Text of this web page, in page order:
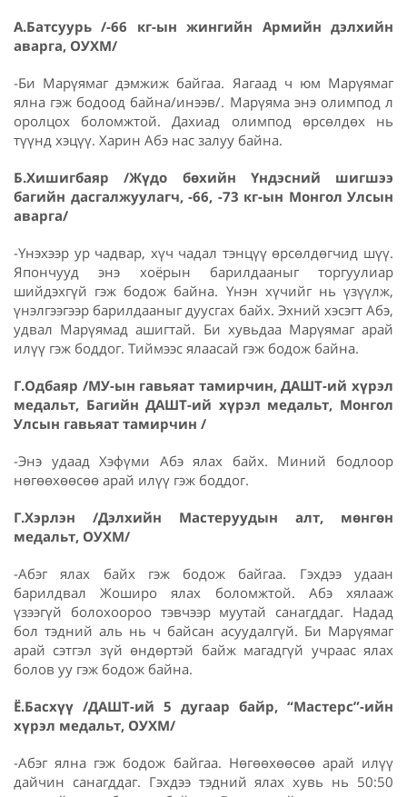
А.Батсуурь /-66 кг-ын жингийн Армийн дэлхийн
аварга, ОУХМ/
-Би Марүямаг дэмжиж байгаа. Яагаад ч юм Марүямаг
ялна гэж бодоод байна/инээв/. Марүяма энэ олимпод л
оролцох боломжтой. Дахиад олимпод өрсөлдөх нь
түүнд хэцүү. Харин Абэ нас залуу байна.
Б.Хишигбаяр /Жүдо бөхийн Үндэсний шигшээ
багийн дасгалжуулагч, -66, -73 кг-ын Монгол Улсын
аварга/
-Үнэхээр ур чадвар, хүч чадал тэнцүү өрсөлдөгчид шүү.
Япончууд энэ хоёрын барилдааныг торгуулиар
шийдэхгүй гэж бодож байна. Үнэн хүчийг нь үзүүлж,
үнэлгээгээр барилдааныг дуусгах байх. Эхний хэсэгт Абэ,
удвал Марүямад ашигтай. Би хувьдаа Марүямаг арай
илүү гэж боддог. Тиймээс ялаасай гэж бодож байна.
Г.Одбаяр /МУ-ын гавьяат тамирчин, ДАШТ-ий хүрэл
медальт, Багийн ДАШТ-ий хүрэл медальт, Монгол
Улсын гавьяат тамирчин /
-Энэ удаад Хэфүми Абэ ялах байх. Миний бодлоор
нөгөөхөөсөө арай илүү гэж боддог.
Г.Хэрлэн /Дэлхийн Мастеруудын алт, мөнгөн
медальт, ОУХМ/
-Абэг ялах байх гэж бодож байгаа. Гэхдээ удаан
барилдвал Жоширо ялах боломжтой. Абэ хялааж
үзээгүй болохоороо тэвчээр муутай санагддаг. Надад
бол тэдний аль нь ч байсан асуудалгүй. Би Марүямаг
арай сэтгэл зүй өндөртэй байж магадгүй учраас ялах
болов уу гэж бодож байна.
Ё.Басхүү /ДАШТ-ий 5 дугаар байр, “Мастерс”-ийн
хүрэл медальт, ОУХМ/
-Абэг ялна гэж бодож байгаа. Нөгөөхөөсөө арай илүү
дайчин санагддаг. Гэхдээ тэдний ялах хувь нь 50:50